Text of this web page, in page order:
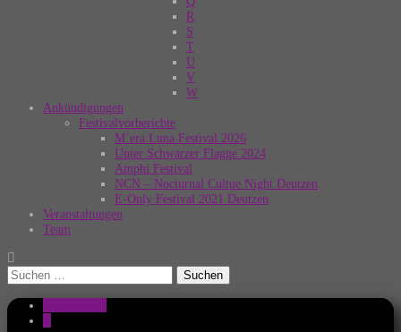
R
S
T
U
V
W
Ankündigungen
Festivalvorberichte
M’era Luna Festival 2026
Unter Schwarzer Flagge 2024
Amphi Festival
NCN – Nocturnal Cultue Night Deutzen
E-Only Festival 2021 Deutzen
Veranstaltungen
Team
Suchen
nach: